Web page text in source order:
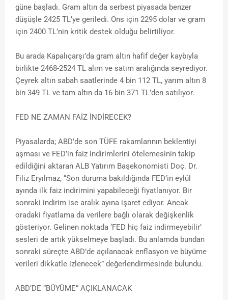
güne başladı. Gram altın da serbest piyasada benzer
düşüşle 2425 TL’ye geriledi. Ons için 2295 dolar ve gram
için 2400 TL’nin kritik destek olduğu belirtiliyor.
Bu arada Kapalıçarşı’da gram altın hafif değer kaybıyla
birlikte 2468-2524 TL alım ve satım aralığında seyrediyor.
Çeyrek altın sabah saatlerinde 4 bin 112 TL, yarım altın 8
bin 349 TL ve tam altın da 16 bin 371 TL’den satılıyor.
FED NE ZAMAN FAİZ İNDİRECEK?
Piyasalarda; ABD’de son TÜFE rakamlarının beklentiyi
aşması ve FED’in faiz indirimlerini ötelemesinin takip
edildiğini aktaran ALB Yatırım Başekonomisti Doç. Dr.
Filiz Eryılmaz, “Son duruma bakıldığında FED’in eylül
ayında ilk faiz indirimini yapabileceği fiyatlanıyor. Bir
sonraki indirim ise aralık ayına işaret ediyor. Ancak
oradaki fiyatlama da verilere bağlı olarak değişkenlik
gösteriyor. Gelinen noktada ‘FED hiç faiz indirmeyebilir’
sesleri de artık yükselmeye başladı. Bu anlamda bundan
sonraki süreçte ABD’de açılanacak enflasyon ve büyüme
verileri dikkatle izlenecek” değerlendirmesinde bulundu.
ABD’DE “BÜYÜME” AÇIKLANACAK